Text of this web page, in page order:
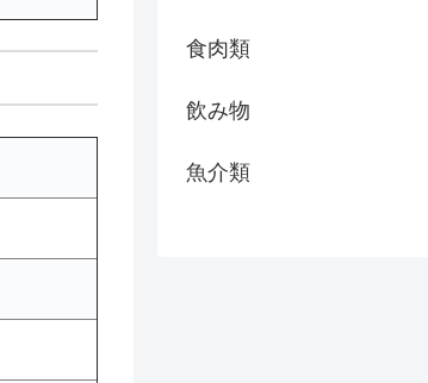
食肉類
飲み物
魚介類